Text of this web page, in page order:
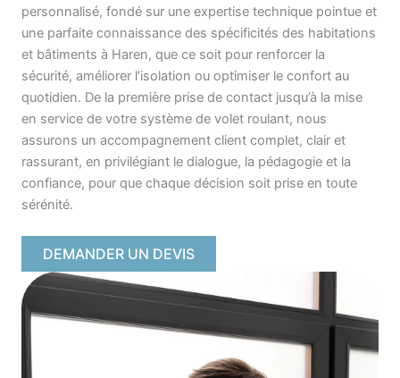
personnalisé, fondé sur une expertise technique pointue et
une parfaite connaissance des spécificités des habitations
et bâtiments à Haren, que ce soit pour renforcer la
sécurité, améliorer l’isolation ou optimiser le confort au
quotidien. De la première prise de contact jusqu’à la mise
en service de votre système de volet roulant, nous
assurons un accompagnement client complet, clair et
rassurant, en privilégiant le dialogue, la pédagogie et la
confiance, pour que chaque décision soit prise en toute
sérénité.
DEMANDER UN DEVIS